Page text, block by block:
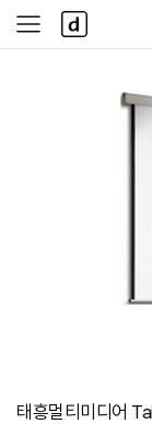
사
이
다
나
와
태흥멀티미디어